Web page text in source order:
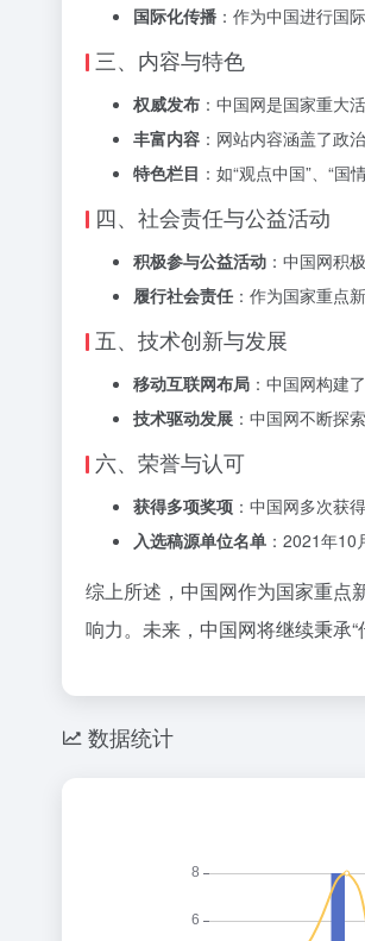
国际化传播 ：作为中国进行国
三、内容与特色
权威发布 ：中国网是国家重大
丰富内容 ：网站内容涵盖了政
特色栏目 ：如“观点中国”、“
四、社会责任与公益活动
积极参与公益活动 ：中国网积
履行社会责任 ：作为国家重点
五、技术创新与发展
移动互联网布局 ：中国网构建
技术驱动发展 ：中国网不断探
六、荣誉与认可
获得多项奖项 ：中国网多次获
入选稿源单位名单 ：2021年
综上所述，中国网作为国家重点
响力。未来，中国网将继续秉承
数据统计